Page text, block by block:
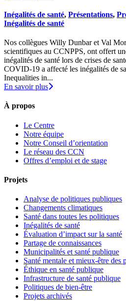
Inégalités de santé, Présentations,
Inégalités de santé
Nos collègues Willy Dunbar et Val
scientifiques au CCNPPS, ont offert
inégalités de santé lors de crises de
COVID-19 a affecté les inégalités de
Inequalities in...
En savoir plus
À propos
Le Centre
Notre équipe
Notre Conseil d’orientation
Le réseau des CCN
Offres d’emploi et de stage
Projets
Analyse de politiques publiques
Changements climatiques
Santé dans toutes les politiques
Inégalités de santé
Évaluation d’impact sur la santé
Partage de connaissances
Municipalités et santé publique
Santé mentale et mieux-être des
Éthique en santé publique
Infrastructure de santé publique
Politiques de bien-être
Projets archivés